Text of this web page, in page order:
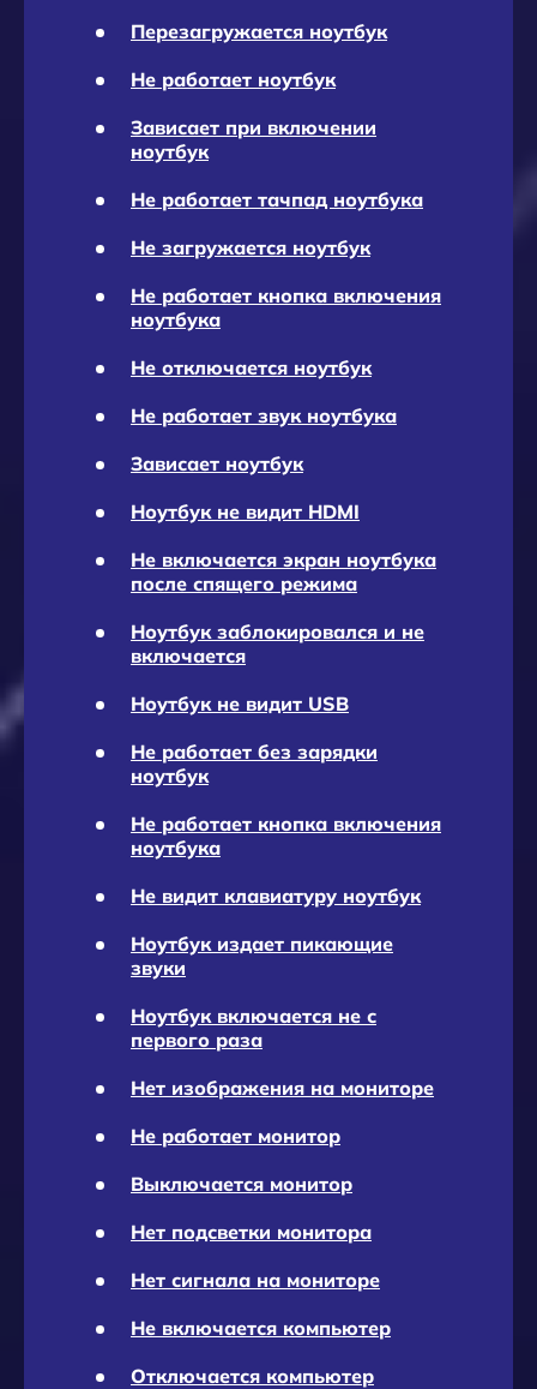
Перезагружается ноутбук
Не работает ноутбук
Зависает при включении
ноутбук
Не работает тачпад ноутбука
Не загружается ноутбук
Не работает кнопка включения
ноутбука
Не отключается ноутбук
Не работает звук ноутбука
Зависает ноутбук
Ноутбук не видит HDMI
Не включается экран ноутбука
после спящего режима
Ноутбук заблокировался и не
включается
Ноутбук не видит USB
Не работает без зарядки
ноутбук
Не работает кнопка включения
ноутбука
Не видит клавиатуру ноутбук
Ноутбук издает пикающие
звуки
Ноутбук включается не с
первого раза
Нет изображения на мониторе
Не работает монитор
Выключается монитор
Нет подсветки монитора
Нет сигнала на мониторе
Не включается компьютер
Отключается компьютер